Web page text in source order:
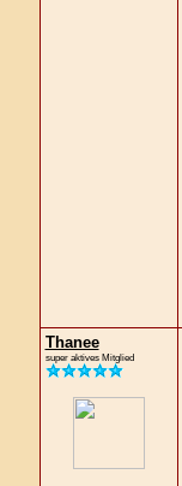
Thanee
super aktives Mitglied